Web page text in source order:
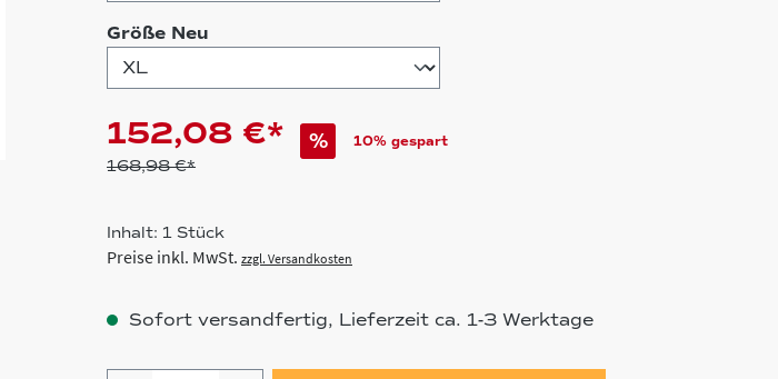
Größe Neu
152,08 €*
168,98 €*
% 10% gespart
Inhalt: 1 Stück
Preise inkl. MwSt. zzgl. Versandkosten
Sofort versandfertig, Lieferzeit ca. 1-3 Werktage